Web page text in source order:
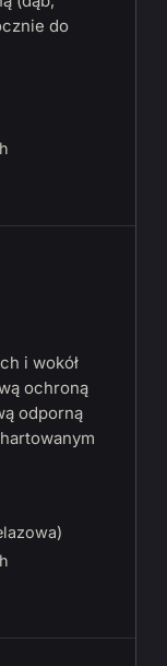
do
i wokół
ochroną
odporną